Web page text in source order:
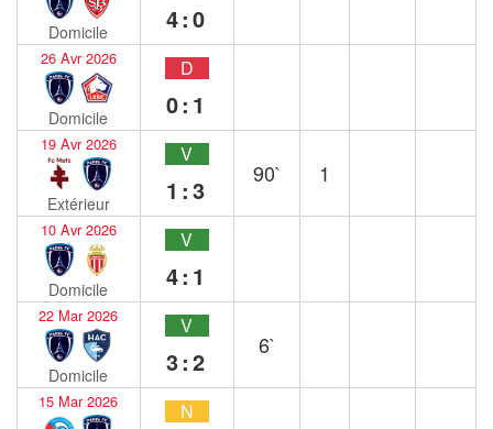
Domicile 4:0
26 Avr 2026
Domicile
D
0:1
19 Avr 2026
Extérieur
V
1:3
90` 1
10 Avr 2026
Domicile
V
4:1
22 Mar 2026
Domicile
V
3:2
6`
15 Mar 2026 N